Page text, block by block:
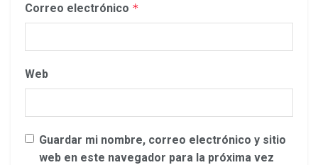
Correo electrónico *
Web
Guardar mi nombre, correo electrónico y sitio
web en este navegador para la próxima vez